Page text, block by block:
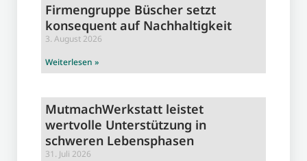
Firmengruppe Büscher setzt
konsequent auf Nachhaltigkeit
3. August 2026
Weiterlesen »
MutmachWerkstatt leistet
wertvolle Unterstützung in
schweren Lebensphasen
31. Juli 2026